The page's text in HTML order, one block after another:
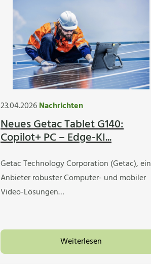
23.04.2026Nachrichten
Neues Getac Tablet G140:
Copilot+ PC – Edge-KI...
Getac Technology Corporation (Getac), ein
Anbieter robuster Computer- und mobiler
Video-Lösungen…
Weiterlesen